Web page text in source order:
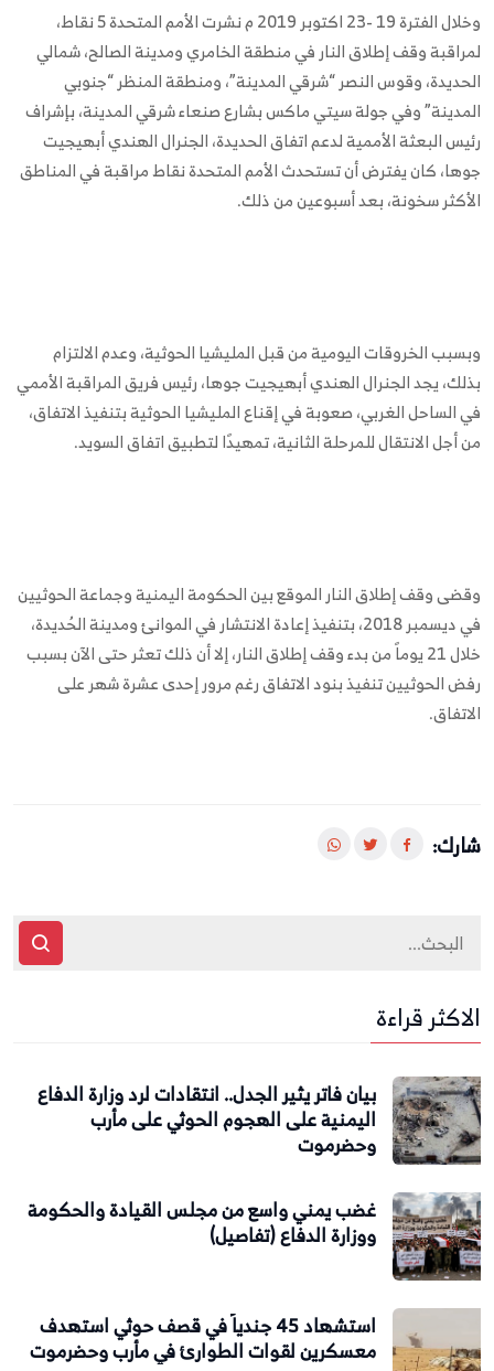
وخلال الفترة 19 -23 اكتوبر 2019 م نشرت الأمم المتحدة 5 نقاط،
لمراقبة وقف إطلاق النار في منطقة الخامري ومدينة الصالح، شمالي
الحديدة، وقوس النصر “شرقي المدينة”، ‎ومنطقة المنظر “جنوبي
المدينة” وفي جولة سيتي ماكس بشارع صنعاء شرقي المدينة، بإشراف
رئيس البعثة الأممية لدعم اتفاق الحديدة، الجنرال الهندي أبهيجيت
جوها، كان يفترض أن تستحدث الأمم المتحدة نقاط مراقبة في المناطق
الأكثر سخونة، بعد أسبوعين من ذلك.
وبسبب الخروقات اليومية من قبل المليشيا الحوثية، وعدم الالتزام
بذلك، يجد الجنرال الهندي أبهيجيت جوها، رئيس فريق المراقبة الأممي
في الساحل الغربي، صعوبة في إقناع المليشيا الحوثية بتنفيذ الاتفاق،
من أجل الانتقال للمرحلة الثانية، تمهيدًا لتطبيق اتفاق السويد.
وقضى وقف إطلاق النار الموقع بين الحكومة اليمنية وجماعة الحوثيين
في ديسمبر 2018، بتنفيذ إعادة الانتشار في الموانئ ومدينة الحُديدة،
خلال 21 يوماً من بدء وقف إطلاق النار، إلا أن ذلك تعثر حتى الآن بسبب
رفض الحوثيين تنفيذ بنود الاتفاق رغم مرور إحدى عشرة شهر على
الاتفاق.
شارك:
الاكثر قراءة
بيان فاتر يثير الجدل.. انتقادات لرد وزارة الدفاع
اليمنية على الهجوم الحوثي على مأرب
وحضرموت
غضب يمني واسع من مجلس القيادة والحكومة
ووزارة الدفاع (تفاصيل)
استشهاد 45 جندياً في قصف حوثي استهدف
معسكرين لقوات الطوارئ في مأرب وحضرموت